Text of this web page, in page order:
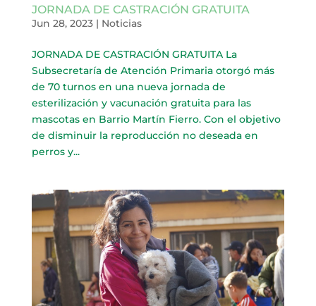
JORNADA DE CASTRACIÓN GRATUITA
Jun 28, 2023| Noticias
JORNADA DE CASTRACIÓN GRATUITA La
Subsecretaría de Atención Primaria otorgó más
de 70 turnos en una nueva jornada de
esterilización y vacunación gratuita para las
mascotas en Barrio Martín Fierro. Con el objetivo
de disminuir la reproducción no deseada en
perros y...